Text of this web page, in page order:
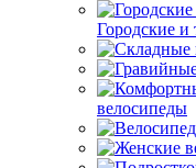
Городские и
велосипеды